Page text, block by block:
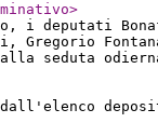
>
i deputati
seduta